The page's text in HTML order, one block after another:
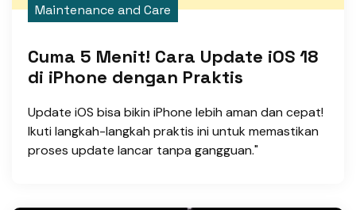
Maintenance and Care
Cuma 5 Menit! Cara Update iOS 18
di iPhone dengan Praktis
Update iOS bisa bikin iPhone lebih aman dan cepat!
Ikuti langkah-langkah praktis ini untuk memastikan
proses update lancar tanpa gangguan."